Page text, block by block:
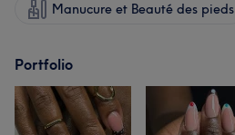
Manucure et Beauté des pieds
Portfolio